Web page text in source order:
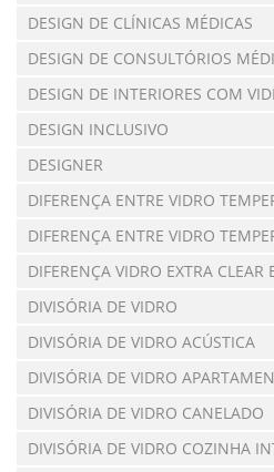
DESIGN DE CLÍNICAS MÉDICAS
DESIGN DE CONSULTÓRIOS
DESIGN DE INTERIORES COM
DESIGN INCLUSIVO
DESIGNER
DIFERENÇA ENTRE VIDRO
DIFERENÇA ENTRE VIDRO
DIFERENÇA VIDRO EXTRA CLEAR
DIVISÓRIA DE VIDRO
DIVISÓRIA DE VIDRO ACÚSTICA
DIVISÓRIA DE VIDRO
DIVISÓRIA DE VIDRO CANELADO
DIVISÓRIA DE VIDRO COZINHA